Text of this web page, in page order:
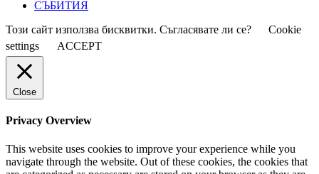
СЪБИТИЯ
Този сайт използва бисквитки. Съгласявате ли се?
Cookie
settings
ACCEPT
Close
Privacy Overview
This website uses cookies to improve your experience while you
navigate through the website. Out of these cookies, the cookies that